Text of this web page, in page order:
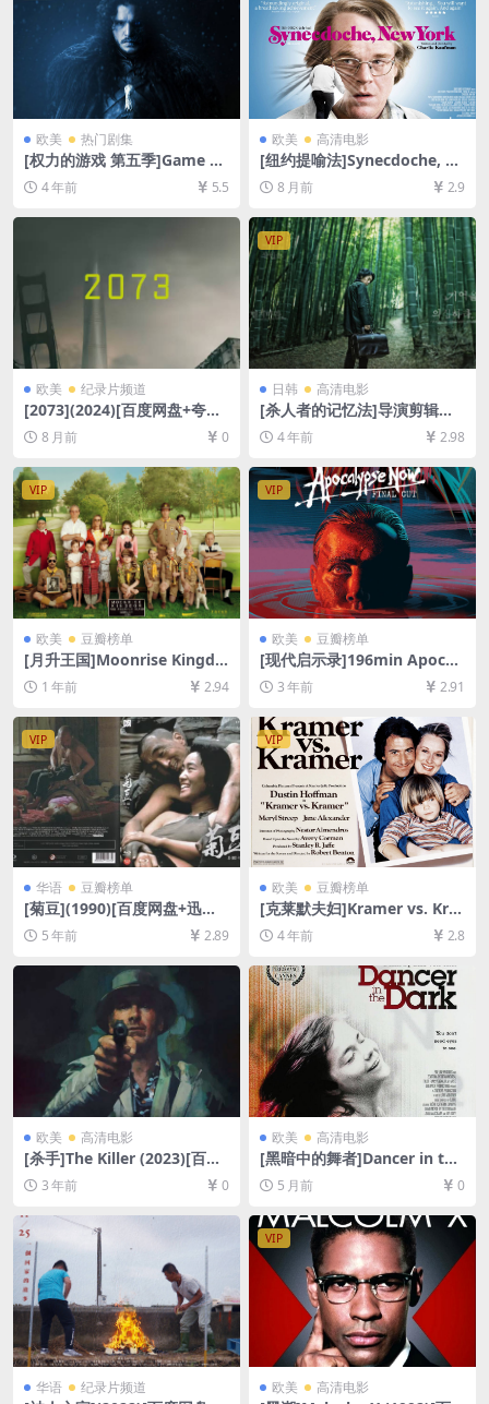
欧美 热门剧集
[权力的游戏 第五季]Game of
Thrones Season 5 (2015)[百
度网盘+迅雷云盘+阿里云盘资
源1080P超清未删减][MP4/28
4 年前 5.5
欧美 高清电影
[纽约提喻法]Synecdoche, N
ew York (2008)[百度网盘+夸
克网盘1080P超清未删减资源]
[网盘在线播放/下载][MP4/9.
4GB][中英字幕]
8 月前 2.9
欧美 纪录片频道
[2073](2024)[百度网盘+夸克
网盘1080P超清未删减资源]
[网盘在线播放/下载][MP4/3G
B][中文字幕]
8 月前 0
VIP
日韩 高清电影
[杀人者的记忆法]导演剪辑版
살인자의 기억법 (2017)[百度
网盘+迅雷云盘资源1080P超
清未删减][MP4/7.8GB][韩语
中字]
4 年前 2.98
VIP
欧美 豆瓣榜单
[月升王国]Moonrise Kingdo
m (2012)[百度网盘+夸克网盘
1080P超清未删减资源][网盘
[中英字幕]
1 年前 2.94
VIP
欧美 豆瓣榜单
[现代启示录]196min Apocal
ypse Now (1979)[百度网盘
+夸克网盘+迅雷云盘资源1080
英字幕]
3 年前 2.91
VIP
华语 豆瓣榜单
[菊豆](1990)[百度网盘+迅雷
云盘资源1080P超清未删减]
[MP4/5.8GB][国语中字]
5 年前 2.89
VIP
欧美 豆瓣榜单
[克莱默夫妇]Kramer vs. Kra
mer (1979)[百度网盘+迅雷云
盘资源1080P超清未删减][MP
4/6.8GB][中英字幕]
4 年前 2.8
欧美 高清电影
[杀手]The Killer (2023)[百度
网盘+夸克网盘1080P超清未
删减资源][网盘在线播放/下
载][MP4/4.8GB][中英字幕]
3 年前 0
欧美 高清电影
[黑暗中的舞者]Dancer in the
Dark (2000)[百度网盘+夸克
网盘1080P超清未删减资源]
[网盘在线播放/下载][MP4/9.
3GB][中英字幕]
5 月前 0
华语 纪录片频道
VIP
欧美 高清电影